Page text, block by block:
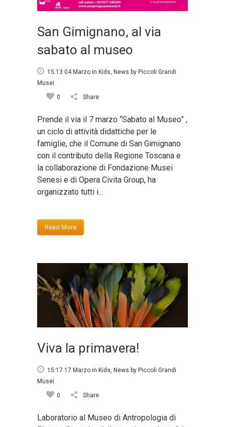
San Gimignano, al via
sabato al museo
15:13 04 Marzo in Kids, News by Piccoli Grandi
Musei
0
Share
Prende il via il 7 marzo “Sabato al Museo” ,
un ciclo di attività didattiche per le
famiglie, che il Comune di San Gimignano
con il contributo della Regione Toscana e
la collaborazione di Fondazione Musei
Senesi e di Opera Civita Group, ha
organizzato tutti i...
Read More
Viva la primavera!
15:17 17 Marzo in Kids, News by Piccoli Grandi
Musei
0
Share
Laboratorio al Museo di Antropologia di